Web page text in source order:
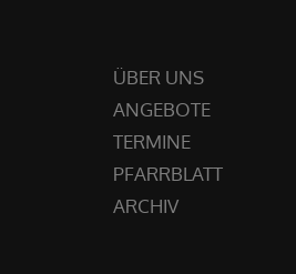
ÜBER UNS
ANGEBOTE
TERMINE
PFARRBLATT
ARCHIV